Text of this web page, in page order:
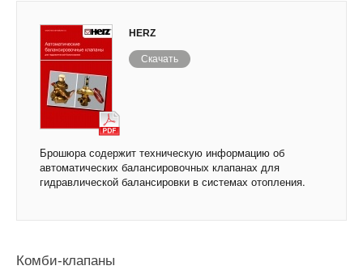
HERZ
Скачать
Брошюра содержит техническую информацию об
автоматических балансировочных клапанах для
гидравлической балансировки в системах отопления.
Комби-клапаны